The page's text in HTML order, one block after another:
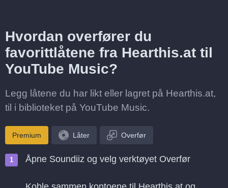
Hvordan overfører du
favorittlåtene fra Hearthis.at til
YouTube Music?
Legg låtene du har likt eller lagret på Hearthis.at,
til i biblioteket på YouTube Music.
Premium Låter Overfør
Åpne Soundiiz og velg verktøyet Overfør